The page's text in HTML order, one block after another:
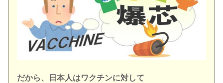
だから、日本人はワクチンに対して